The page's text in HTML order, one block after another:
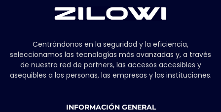
Centrándonos en la seguridad y la eficiencia,
seleccionamos las tecnologías más avanzadas y, a través
de nuestra red de partners, las accesos accesibles y
asequibles a las personas, las empresas y las instituciones.
INFORMACIÓN GENERAL